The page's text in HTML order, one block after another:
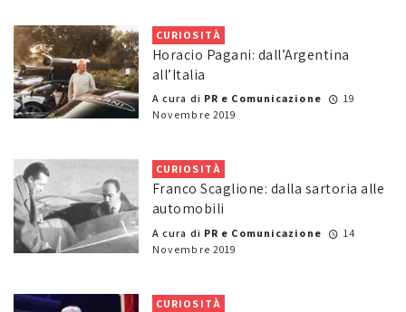
CURIOSITÀ
Horacio Pagani: dall’Argentina
all’Italia
A cura di PR e Comunicazione
19
Novembre 2019
CURIOSITÀ
Franco Scaglione: dalla sartoria alle
automobili
A cura di PR e Comunicazione
14
Novembre 2019
CURIOSITÀ